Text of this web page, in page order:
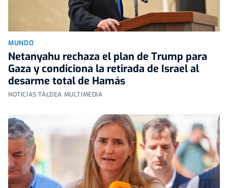
MUNDO
Netanyahu rechaza el plan de Trump para
Gaza y condiciona la retirada de Israel al
desarme total de Hamás
NOTICIAS TALDEA MULTIMEDIA